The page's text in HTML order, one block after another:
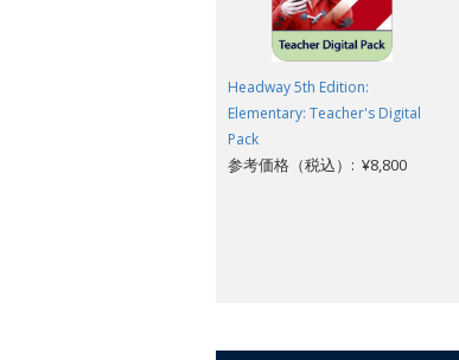
Headway 5th Edition:
Elementary: Teacher's Digital
Pack
参考価格（税込）: ¥8,800